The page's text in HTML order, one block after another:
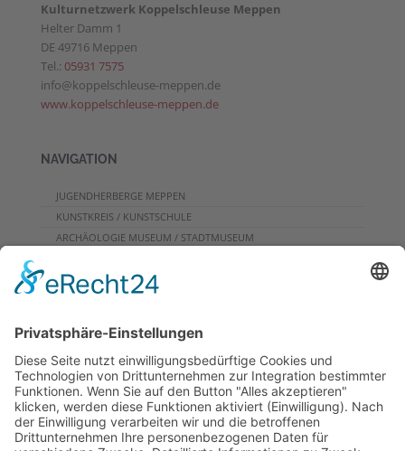
Kulturnetzwerk Koppelschleuse Meppen
Helter Damm 1
DE 49716 Meppen
Tel.: 05931 7575
info@koppelschleuse-meppen.de
www.koppelschleuse-meppen.de
NAVIGATION
JUGENDHERBERGE MEPPEN
KUNSTKREIS / KUNSTSCHULE
ARCHÄOLOGIE MUSEUM / STADTMUSEUM
PROGRAMME FÜR GRUPPEN
DOWNLOADS
PROGRAMMHEFT
GRUPPENPROGRAMME